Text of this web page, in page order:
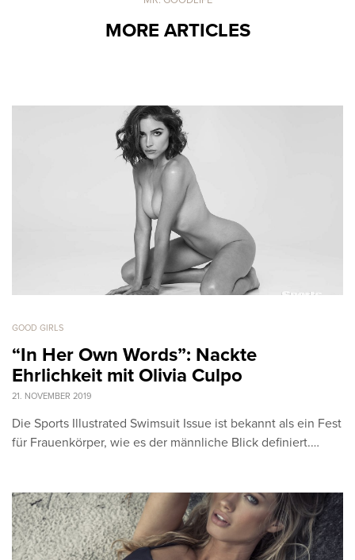
MORE ARTICLES
GOOD GIRLS
“In Her Own Words”: Nackte
Ehrlichkeit mit Olivia Culpo
21. NOVEMBER 2019
Die Sports Illustrated Swimsuit Issue ist bekannt als ein Fest
für Frauenkörper, wie es der männliche Blick definiert.…